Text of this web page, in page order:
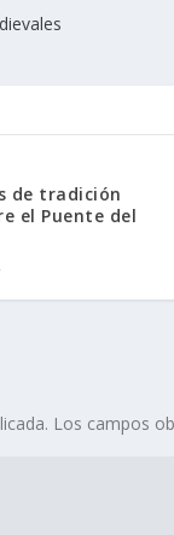
de tradición
el Puente del
Los campos